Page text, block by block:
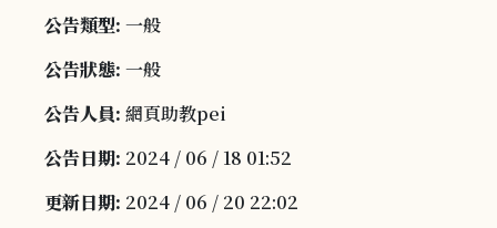
公告類型: 一般
公告狀態: 一般
公告人員: 網頁助教pei
公告日期: 2024 / 06 / 18 01:52
更新日期: 2024 / 06 / 20 22:02